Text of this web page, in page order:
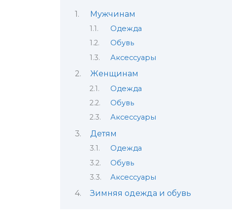
Мужчинам
Одежда
Обувь
Аксессуары
Женщинам
Одежда
Обувь
Аксессуары
Детям
Одежда
Обувь
Аксессуары
Зимняя одежда и обувь